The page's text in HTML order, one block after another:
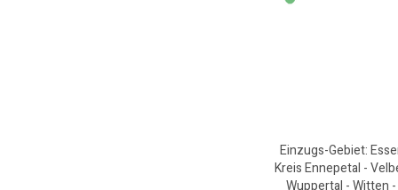
Einzugs-Gebiet:
Kreis Ennepetal -
Wuppertal - Witten